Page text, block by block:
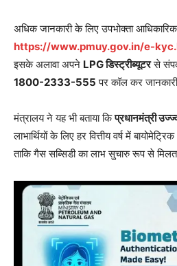
अधिक जानकारी के लिए उपभोक्ता
https://www.pmuy.gov.in/e-
इसके अलावा अपने LPG डिस्ट्रीब्यूटरसे
1800-2333-555 पर कॉल कर
मंत्रालय ने यह भी बताया किप्रधानमंत्री
लाभार्थियों के लिए हर वित्तीय वर्ष में
ताकि गैस सब्सिडी का लाभ सुचारु रूप से